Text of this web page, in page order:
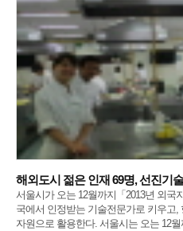
해외도시 젊은 인재 69명, 선진기
서울시가 오는 12월까지「2013년 외국
국에서 인정받는 기술전문가로 키우고
자원으로 활용한다. 서울시는 오는 12